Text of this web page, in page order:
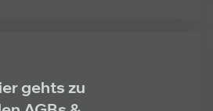
gehts zu